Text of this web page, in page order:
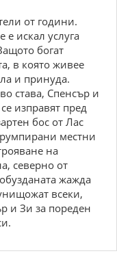
от години.
е искал услуга
богат
в която живее
и принуда.
става, Спенсър и
изправят пред
бос от Лас
местни
на
северно от
жажда
всеки,
и Зи за пореден